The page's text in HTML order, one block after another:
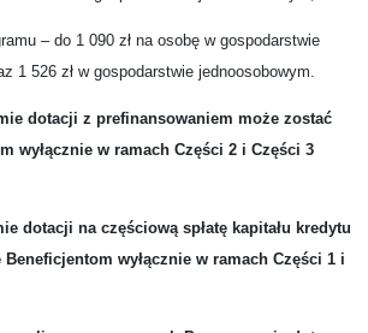
– do 1 090 zł na osobę w gospodarstwie
1 526 zł w gospodarstwie jednoosobowym.
dotacji z prefinansowaniem może zostać
wyłącznie w ramach Części 2 i Części 3
dotacji na częściową spłatę kapitału kredytu
wyłącznie w ramach Części 1 i